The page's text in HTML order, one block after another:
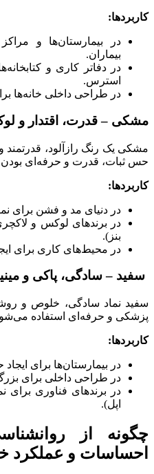
کاربردها:
در بیمارستان‌ها و
بیماران.
در دفاتر کاری و
استرس.
در طراحی داخلی خانه‌ها
مشکی – قدرت، اقتدار و
مشکی یک رنگ رازآلود، قدرتمند
حس ثبات، قدرت و حرفه‌ای بودن
کاربردها:
در دنیای مد و فشن
در برندهای لوکس و
بنز).
در محیط‌های کاری برای
سفید – سادگی، پاکی و
سفید نماد سادگی، خلوص و
پزشکی و حرفه‌ای استفاده
کاربردها:
در بیمارستان‌ها برای
در طراحی داخلی برای
در برندهای فناوری
اپل).
چگونه از
احساسات و عملکرد